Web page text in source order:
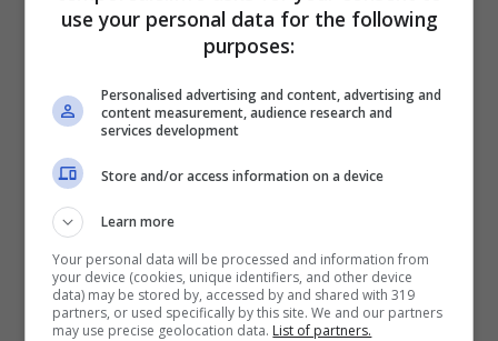
use your personal data for the following
purposes:
Personalised advertising and content, advertising and
content measurement, audience research and
services development
Store and/or access information on a device
Learn more
Your personal data will be processed and information from
your device (cookies, unique identifiers, and other device
data) may be stored by, accessed by and shared with 319
partners, or used specifically by this site. We and our partners
may use precise geolocation data. List of partners.